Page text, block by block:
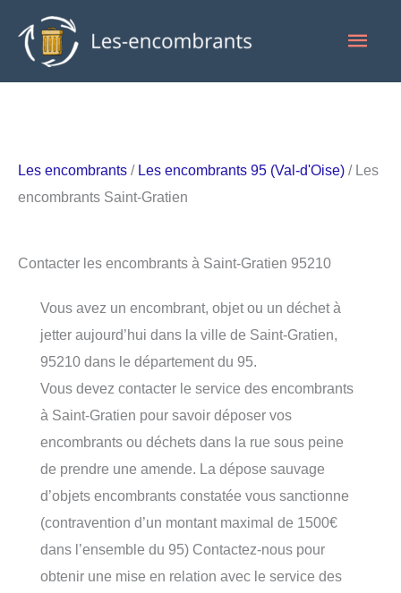
contenu
Les encombrants / Les encombrants 95 (Val-d'Oise) / Les
encombrants Saint-Gratien
Contacter les encombrants à Saint-Gratien 95210
Vous avez un encombrant, objet ou un déchet à
jetter aujourd’hui dans la ville de Saint-Gratien,
95210 dans le département du 95.
Vous devez contacter le service des encombrants
à Saint-Gratien pour savoir déposer vos
encombrants ou déchets dans la rue sous peine
de prendre une amende. La dépose sauvage
d’objets encombrants constatée vous sanctionne
(contravention d’un montant maximal de 1500€
dans l’ensemble du 95) Contactez-nous pour
obtenir une mise en relation avec le service des